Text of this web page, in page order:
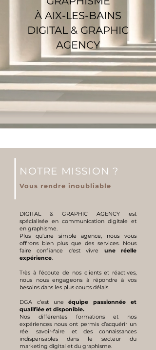
À AIX-LES-BAINS
DIGITAL & GRAPHIC
AGENCY
NOTRE MISSION ?
Vous rendre inoubliable
DIGITAL & GRAPHIC AGENCY est
spécialisée en communication digitale et
en graphisme.
Plus qu’une simple agence, nous vous
offrons bien plus que des services. Nous
faire confiance c'est vivre une réelle
expérience.
Très à l’écoute de nos clients et réactives,
nous nous engageons à répondre à vos
besoins dans les plus courts délais.
DGA c’est uneéquipe passionnée et
qualifiée et disponible.
Nos différentes formations et nos
expériences nous ont permis d’acquérir un
réel savoir-faire et des connaissances
indispensables dans le secteur du
marketing digital et du graphisme.